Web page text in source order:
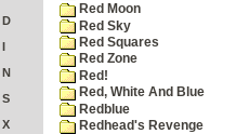
D
I
N
S
X
Red Moon
Red Sky
Red Squares
Red Zone
Red!
Red, White And Blue
Redblue
Redhead's Revenge